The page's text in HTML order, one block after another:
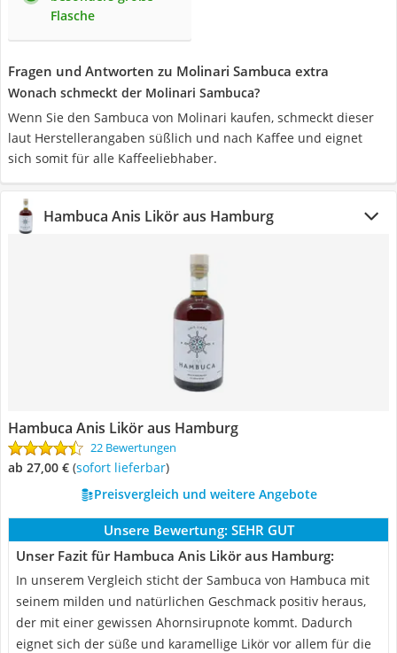
Flasche
Fragen und Antworten zu Molinari Sambuca extra
Wonach schmeckt der Molinari Sambuca?
Wenn Sie den Sambuca von Molinari kaufen, schmeckt dieser
laut Herstellerangaben süßlich und nach Kaffee und eignet
sich somit für alle Kaffeeliebhaber.
Hambuca Anis Likör aus Hamburg
Hambuca Anis Likör aus Hamburg
22 Bewertungen
ab 27,00 € ( Sofort lieferbar)
Preisvergleich und weitere Angebote
Unsere Bewertung: SEHR GUT
Unser Fazit für Hambuca Anis Likör aus Hamburg:
In unserem Vergleich sticht der Sambuca von Hambuca mit
seinem milden und natürlichen Geschmack positiv heraus,
der mit einer gewissen Ahornsirupnote kommt. Dadurch
eignet sich der süße und karamellige Likör vor allem für die